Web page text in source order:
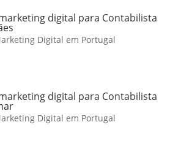
digital para Contabilista
Digital em Portugal
digital para Contabilista
Digital em Portugal